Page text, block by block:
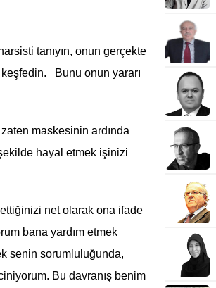
tanıyın, onun gerçekte
keşfedin. Bunu onun yararı
maskesinin ardında
hayal etmek işinizi
net olarak ona ifade
bana yardım etmek
senin sorumluluğunda,
Bu davranış benim